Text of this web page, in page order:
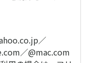
／
／@mac.com